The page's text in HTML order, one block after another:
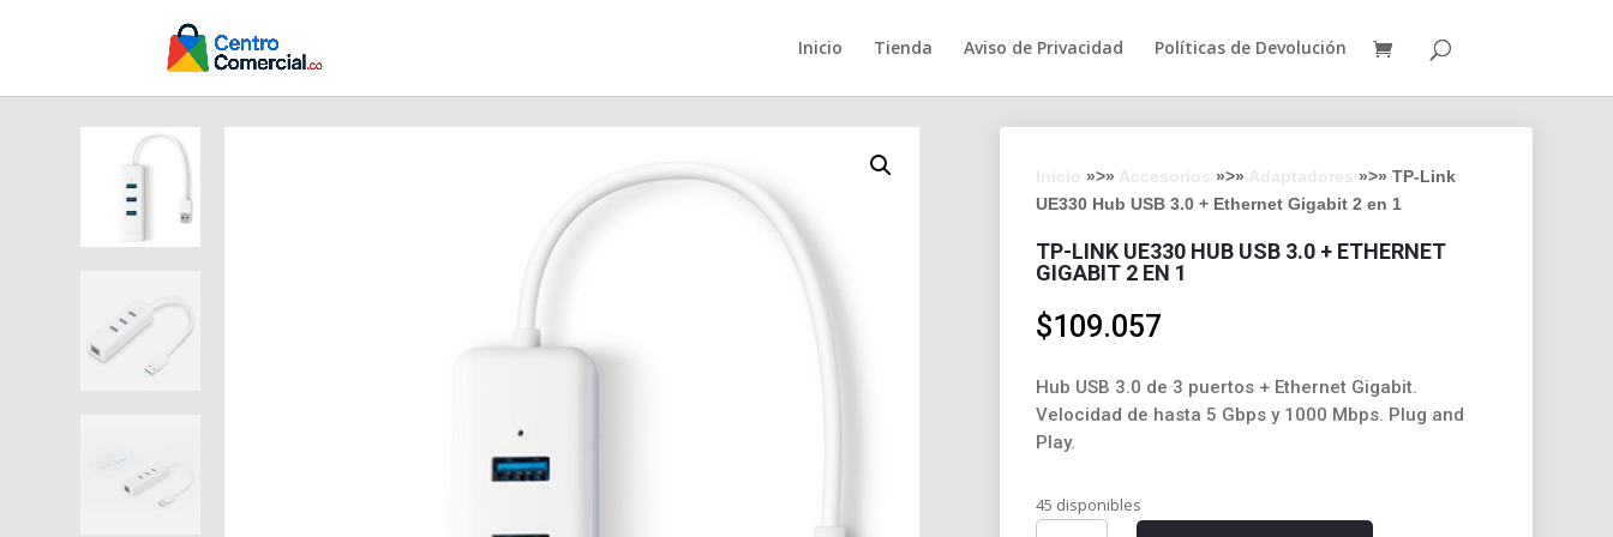
Inicio Tienda Aviso de Privacidad Políticas de Devolución
»>» »>»
»>» TP-Link
UE330 Hub USB 3.0 + Ethernet Gigabit 2 en 1
TP-LINK UE330 HUB USB 3.0 + ETHERNET
GIGABIT 2 EN 1
$109.057
Hub USB 3.0 de 3 puertos + Ethernet Gigabit.
Velocidad de hasta 5 Gbps y 1000 Mbps. Plug and
Play.
45 disponibles